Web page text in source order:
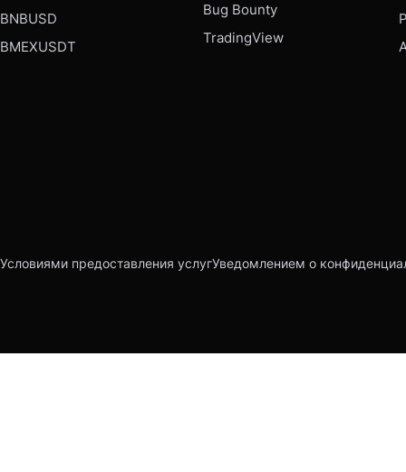
BNBUSD
BMEXUSDT
Bug Bounty
TradingView
Условиями предоставления услугУведомлением о